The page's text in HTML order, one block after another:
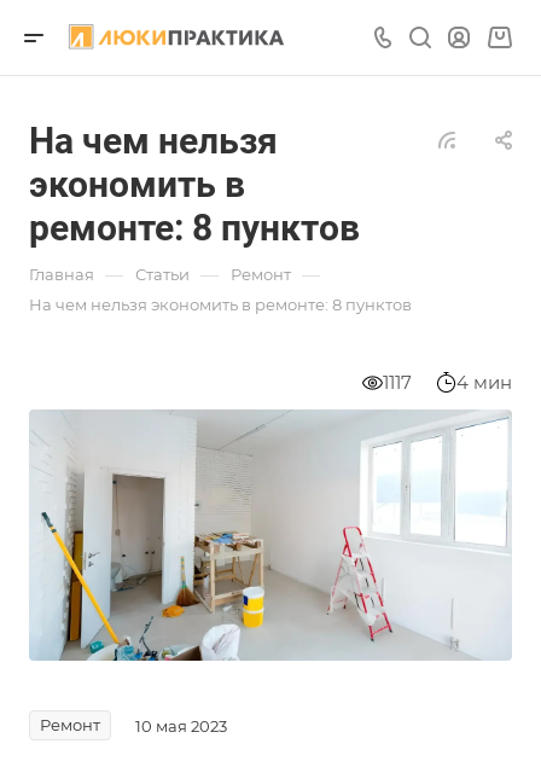
На чем нельзя
экономить в
ремонте: 8 пунктов
Главная — Статьи — Ремонт —
На чем нельзя экономить в ремонте: 8 пунктов
1117 4 мин
Ремонт 10 мая 2023